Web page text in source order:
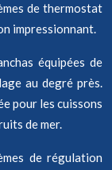
de thermostat
impressionnant.
équipées de
au degré près.
pour les cuissons
de mer.
de régulation